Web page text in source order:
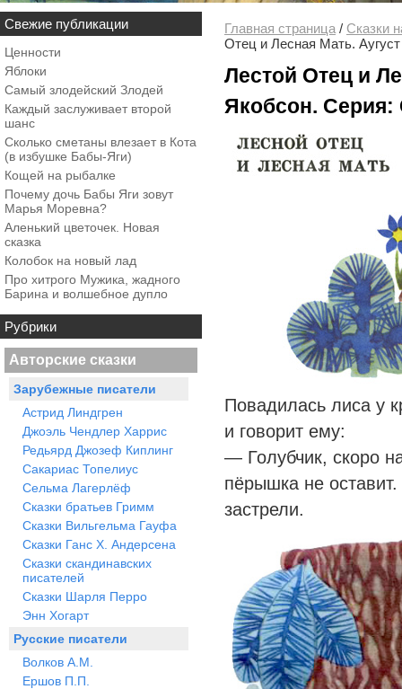
Свежие публикации
Ценности
Яблоки
Самый злодейский Злодей
Каждый заслуживает второй
шанс
Сколько сметаны влезает в Кота
(в избушке Бабы-Яги)
Кощей на рыбалке
Почему дочь Бабы Яги зовут
Марья Моревна?
Аленький цветочек. Новая
сказка
Колобок на новый лад
Про хитрого Мужика, жадного
Барина и волшебное дупло
Рубрики
Авторские сказки
Зарубежные писатели
Астрид Линдгрен
Джоэль Чендлер Харрис
Редьярд Джозеф Киплинг
Сакариас Топелиус
Сельма Лагерлёф
Сказки братьев Гримм
Сказки Вильгельма Гауфа
Сказки Ганс Х. Андерсена
Сказки скандинавских
писателей
Сказки Шарля Перро
Энн Хогарт
Русские писатели
Волков А.М.
Ершов П.П.
Главная страница / Сказки
Отец и Лесная Мать.
Лестой Отец и
Якобсон. Серия:
Повадилась лиса у
и говорит ему:
— Голубчик, скоро
пёрышка не
застрели.